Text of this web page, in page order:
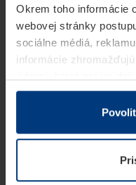
Okrem toho informácie
webovej stránky
sociálne médiá,
informácie
v rámci Vášho
Z právneho hľadiska
prevádzku tejto
potrebujeme Vaše
kedykoľvek zmeniť